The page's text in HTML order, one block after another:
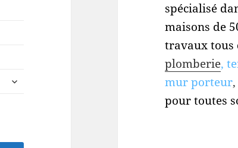
ouvrir
spécialisé
maisons de
travaux tous
plomberie,
mur porteur,
pour toutes